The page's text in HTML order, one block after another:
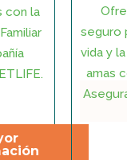
con la
seguro
vida y
amas